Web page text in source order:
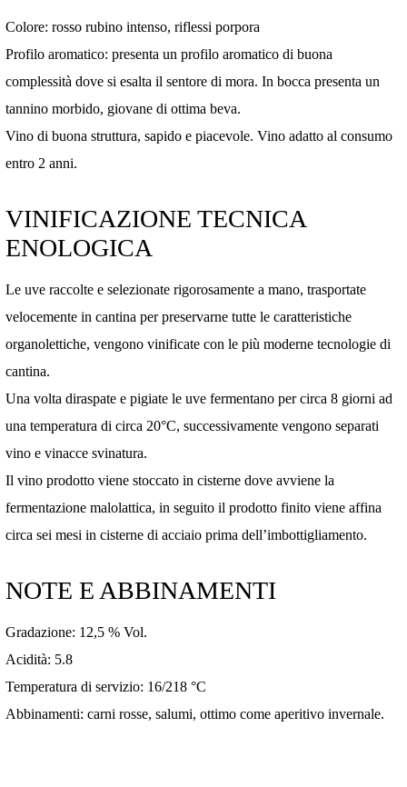
Colore: rosso rubino intenso, riflessi porpora
Profilo aromatico: presenta un profilo aromatico di buona
complessità dove si esalta il sentore di mora. In bocca presenta un
tannino morbido, giovane di ottima beva.
Vino di buona struttura, sapido e piacevole. Vino adatto al consumo
entro 2 anni.
VINIFICAZIONE TECNICA
ENOLOGICA
Le uve raccolte e selezionate rigorosamente a mano, trasportate
velocemente in cantina per preservarne tutte le caratteristiche
organolettiche, vengono vinificate con le più moderne tecnologie di
cantina.
Una volta diraspate e pigiate le uve fermentano per circa 8 giorni ad
una temperatura di circa 20°C, successivamente vengono separati
vino e vinacce svinatura.
Il vino prodotto viene stoccato in cisterne dove avviene la
fermentazione malolattica, in seguito il prodotto finito viene affina
circa sei mesi in cisterne di acciaio prima dell’imbottigliamento.
NOTE E ABBINAMENTI
Gradazione: 12,5 % Vol.
Acidità: 5.8
Temperatura di servizio: 16/218 °C
Abbinamenti: carni rosse, salumi, ottimo come aperitivo invernale.